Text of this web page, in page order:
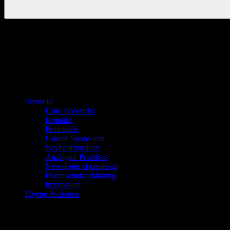
Startseite
Über Pedestrial
Kontakt
Protokolle
Unsere Sponsoren
Werbeoffensiven
Anzeigen-Preisliste
Newsletter abonnieren
Datenschutzerklärung
Impressum
Eigene Aktionen